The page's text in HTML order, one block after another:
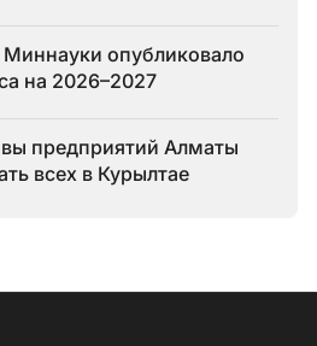
Миннауки опубликовало
на 2026–2027
предприятий Алматы
всех в Курылтае